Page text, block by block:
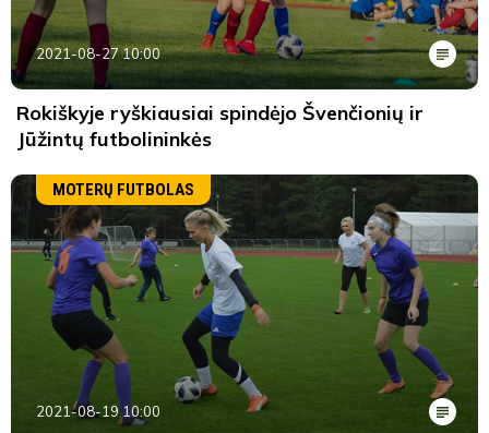
2021-08-27 10:00
Rokiškyje ryškiausiai spindėjo Švenčionių ir
Jūžintų futbolininkės
MOTERŲ FUTBOLAS
2021-08-19 10:00